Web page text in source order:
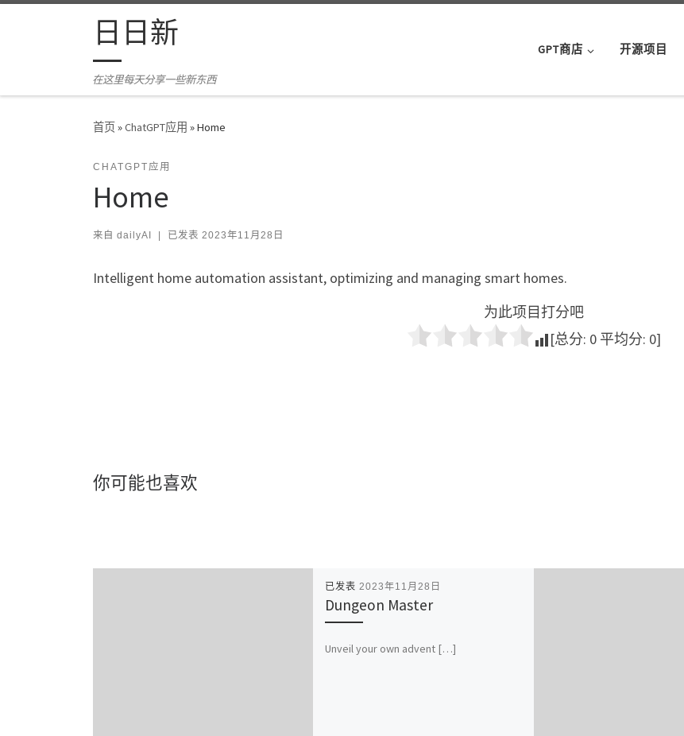
Skip to content日日新
在这里每天分享一些新东西
GPT商店 开源项目
首页»ChatGPT应用 »Home
CHATGPT应用
Home
来自 dailyAI 已发表 2023年11月28日
Intelligent home automation assistant, optimizing and managing smart homes.
为此项目打分吧
[总分: 0 平均分: 0]
你可能也喜欢
已发表 2023年11月28日
Dungeon Master
Unveil your own advent […]